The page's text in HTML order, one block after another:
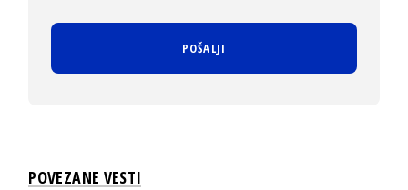
POVEZANE VESTI